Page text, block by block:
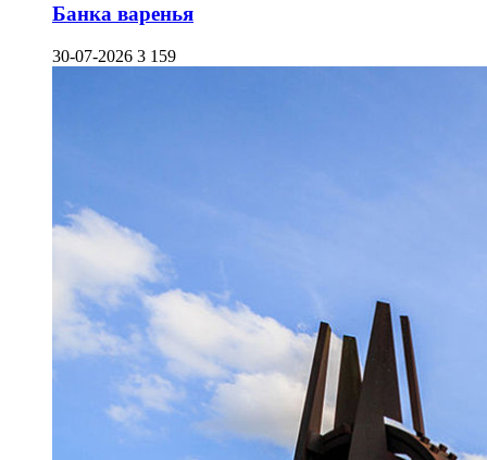
Банка варенья
30-07-2026 3 159